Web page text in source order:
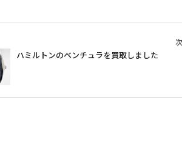
ハミルトンのベンチュラを買取しました